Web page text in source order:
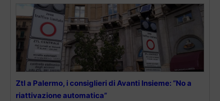
Ztl a Palermo, i consiglieri di Avanti Insieme: “No a
riattivazione automatica”